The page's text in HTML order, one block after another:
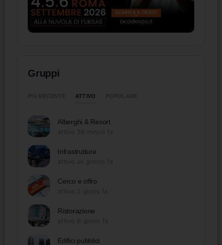
Gruppi
ATTIVO
Alberghi & Resort
Infrastrutture
Cerco e offro
Ristorazione
Edifici pubblici